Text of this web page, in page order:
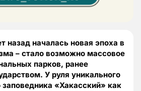
назад началась новая эпоха в
– стало возможно массовое
парков, ранее
У руля уникального
«Хакасский» как